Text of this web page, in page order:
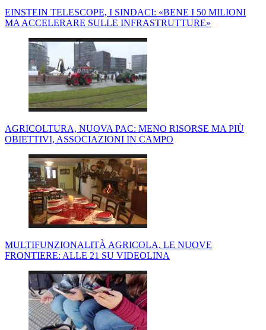
EINSTEIN TELESCOPE, I SINDACI: «BENE I 50 MILIONI
MA ACCELERARE SULLE INFRASTRUTTURE»
AGRICOLTURA, NUOVA PAC: MENO RISORSE MA PIÙ
OBIETTIVI, ASSOCIAZIONI IN CAMPO
MULTIFUNZIONALITÀ AGRICOLA, LE NUOVE
FRONTIERE: ALLE 21 SU VIDEOLINA